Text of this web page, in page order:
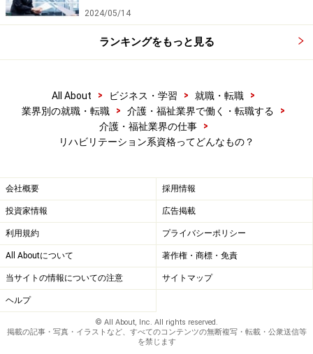
2024/05/14
ランキングをもっと見る
All About > ビジネス・学習 > 就職・転職
>
業界別の就職・転職
> 介護・福祉業界で働く・転職する
>
介護・福祉業界の仕事
>
リハビリテーション系資格ってどんなもの？
会社概要 採用情報
投資家情報 広告掲載
利用規約 プライバシーポリシー
All Aboutについて 著作権・商標・免責
当サイトの情報についての注意 サイトマップ
ヘルプ
© All About, Inc. All rights reserved.
掲載の記事・写真・イラストなど、すべてのコンテンツの無断複写・転載・公衆送信等
を禁じます